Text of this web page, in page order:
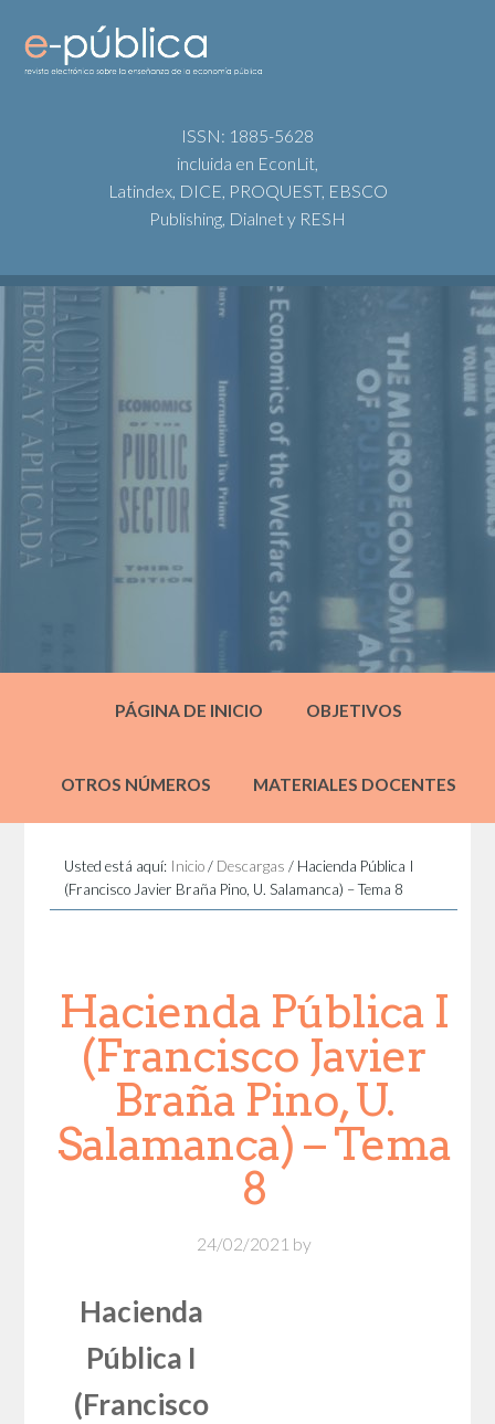
ISSN: 1885-5628
incluida en EconLit,
Latindex, DICE, PROQUEST, EBSCO
Publishing, Dialnet y RESH
PÁGINA DE INICIO OBJETIVOS
OTROS NÚMEROS MATERIALES DOCENTES
Usted está aquí: Inicio / Descargas / Hacienda Pública I
(Francisco Javier Braña Pino, U. Salamanca) – Tema 8
Hacienda Pública I
(Francisco Javier
Braña Pino, U.
Salamanca) – Tema
8
24/02/2021 by
Hacienda
Pública I
(Francisco